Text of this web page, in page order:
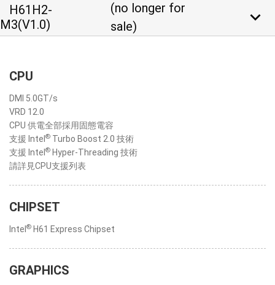
H61H2-
M3(V1.0)
(no longer for
sale)
keyboard_arrow_down
CPU
DMI 5.0GT/s
VRD 12.0
CPU 供電全部採用固態電容
支援 Intel ® Turbo Boost 2.0 技術
支援 Intel ® Hyper-Threading 技術
請詳見CPU支援列表
CHIPSET
Intel ® H61 Express Chipset
GRAPHICS